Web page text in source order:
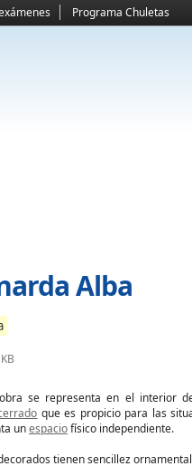
Programa Chuletas
Alba
se representa en el interior
que es propicio para las
unespaciofísico independiente.
tienen sencillez